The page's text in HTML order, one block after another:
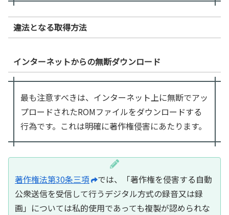
違法となる取得方法
インターネットからの無断ダウンロード
最も注意すべきは、インターネット上に無断でアッ
プロードされたROMファイルをダウンロードする
行為です。これは明確に著作権侵害にあたります。
著作権法第30条三項
では、「著作権を侵害する自動
公衆送信を受信して行うデジタル方式の録音又は録
画」については私的使用であっても複製が認められな